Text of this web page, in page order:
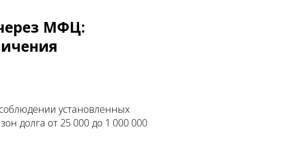
МФЦ:
установленных
долга от 25 000 до 1 000 000